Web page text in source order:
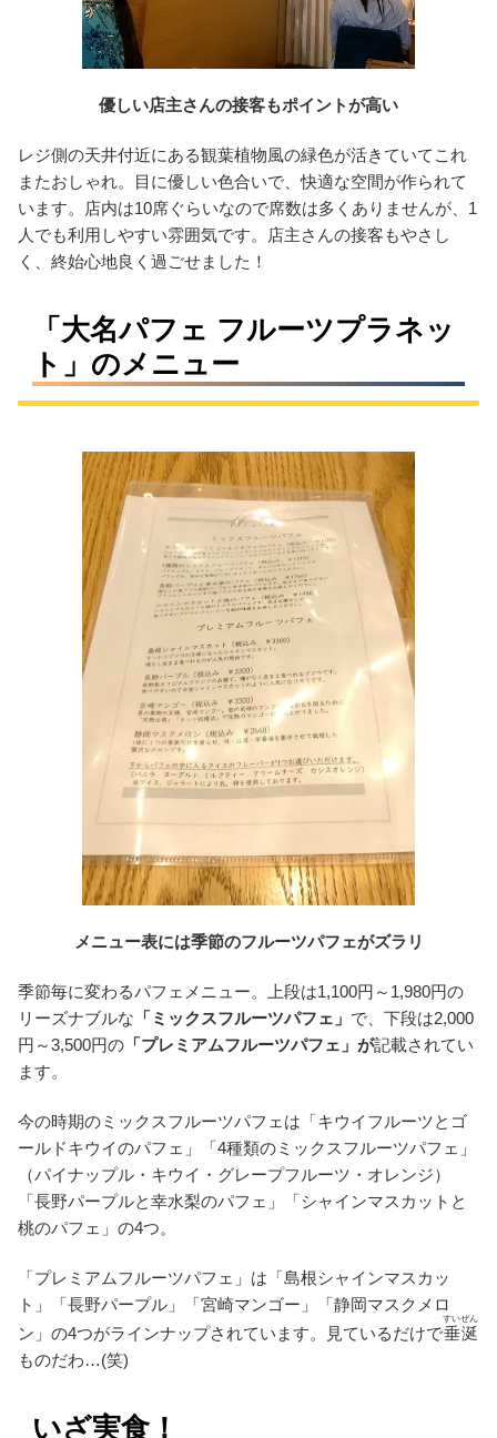
優しい店主さんの接客もポイントが高い
レジ側の天井付近にある観葉植物風の緑色が活きていてこれ
またおしゃれ。目に優しい色合いで、快適な空間が作られて
います。店内は10席ぐらいなので席数は多くありませんが、1
人でも利用しやすい雰囲気です。店主さんの接客もやさし
く、終始心地良く過ごせました！
「大名パフェ フルーツプラネッ
ト」のメニュー
メニュー表には季節のフルーツパフェがズラリ
季節毎に変わるパフェメニュー。上段は1,100円～1,980円の
リーズナブルな 「ミックスフルーツパフェ」 で、下段は2,000
円～3,500円の 「プレミアムフルーツパフェ」が記載されてい
ます。
今の時期のミックスフルーツパフェは「キウイフルーツとゴ
ールドキウイのパフェ」「4種類のミックスフルーツパフェ」
（パイナップル・キウイ・グレープフルーツ・オレンジ）
「長野パープルと幸水梨のパフェ」「シャインマスカットと
桃のパフェ」の4つ。
「プレミアムフルーツパフェ」は「島根シャインマスカッ
ト」「長野パープル」「宮崎マンゴー」「静岡マスクメロ
ン」の4つがラインナップされています。見ているだけで垂涎
すいぜん
ものだわ…(笑)
いざ実食！